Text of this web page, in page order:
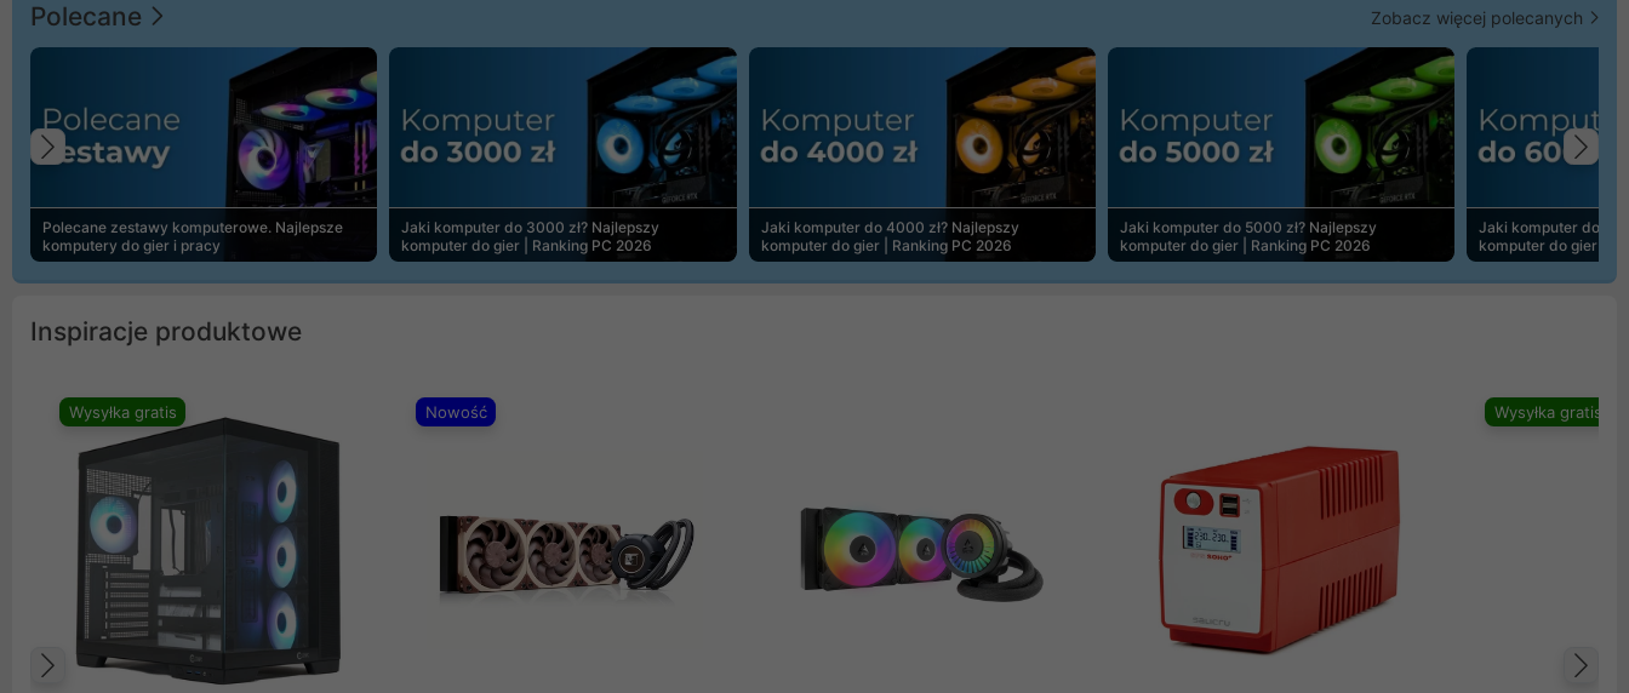
Polecane Zobacz więcej polecanych
Polecane zestawy komputerowe. Najlepsze
komputery do gier i pracy
Jaki komputer do 3000 zł? Najlepszy
komputer do gier | Ranking PC 2026
Jaki komputer do 4000 zł? Najlepszy
komputer do gier | Ranking PC 2026
Jaki komputer do 5000 zł? Najlepszy
komputer do gier | Ranking PC 2026
Jaki komputer do
komputer do gier |
Poprzedni
Inspiracje produktowe
Wysyłka gratis Nowość Wysyłka gratis